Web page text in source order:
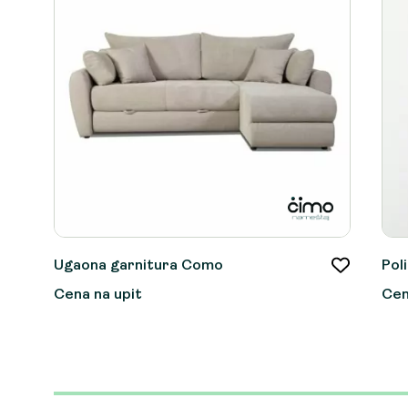
Ugaona garnitura Como
Cena na upit